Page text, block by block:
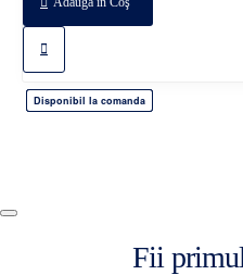
Disponibil la comanda
Disponibil la comanda
Disponibil la comanda
Disponibil la comanda
Disponibil la comanda
Fii